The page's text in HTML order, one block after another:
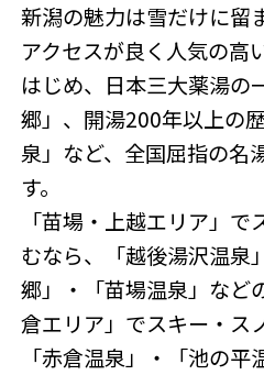
新潟の魅力は雪だけに留
アクセスが良く人気の高
はじめ、日本三大薬湯の
郷」、開湯200年以上の
泉」など、全国屈指の名
す。
「苗場・上越エリア」
むなら、「越後湯沢温泉
郷」・「苗場温泉」など
倉エリア」でスキー・ス
「赤倉温泉」・「池の平